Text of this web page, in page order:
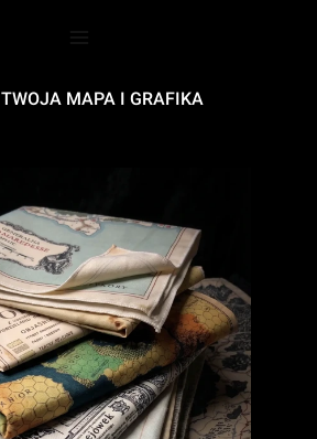
TWOJA MAPA I GRAFIKA